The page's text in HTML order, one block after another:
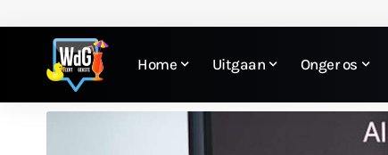
Home Uitgaan Onger os